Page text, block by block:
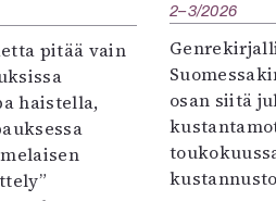
pitää vain
haistella,
2–3/2026
osan siitä